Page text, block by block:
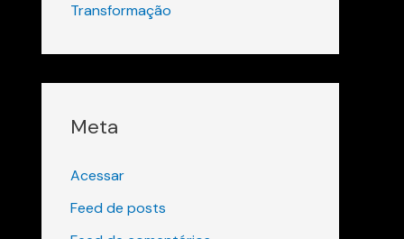
Transformação
Meta
Acessar
Feed de posts